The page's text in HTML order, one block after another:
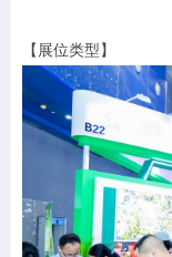
【展位类型】